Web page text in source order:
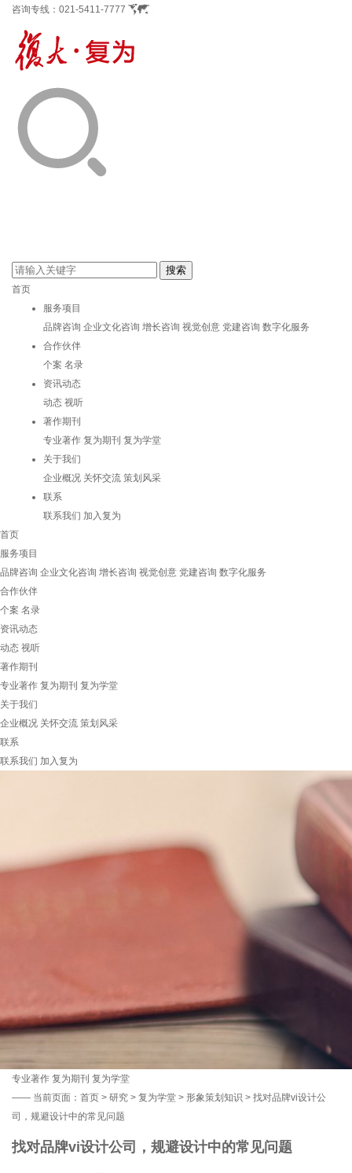
咨询专线： 021-5411-7777
首页
服务项目
品牌咨询 企业文化咨询 增长咨询 视觉创意 党建咨询 数字化服务
合作伙伴
个案 名录
资讯动态
动态 视听
著作期刊
专业著作 复为期刊 复为学堂
关于我们
企业概况 关怀交流 策划风采
联系
联系我们 加入复为
首页
服务项目
品牌咨询 企业文化咨询 增长咨询 视觉创意 党建咨询 数字化服务
合作伙伴
个案 名录
资讯动态
动态 视听
著作期刊
专业著作 复为期刊 复为学堂
关于我们
企业概况 关怀交流 策划风采
联系
联系我们 加入复为
专业著作 复为期刊 复为学堂
—— 当前页面： 首页 > 研究 > 复为学堂 > 形象策划知识 > 找对品牌vi设计公
司，规避设计中的常见问题
找对品牌vi设计公司，规避设计中的常见问题